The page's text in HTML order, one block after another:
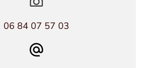
06 84 07 57 03